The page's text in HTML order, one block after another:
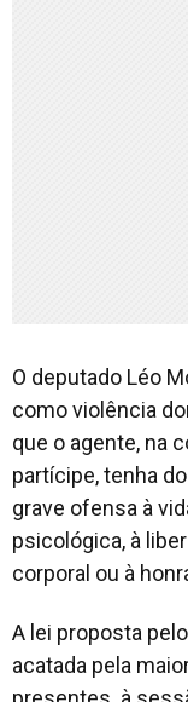
O deputado Léo
como violência
que o agente, na
partícipe, tenha
grave ofensa à
psicológica, à
corporal ou à
A lei proposta
acatada pela